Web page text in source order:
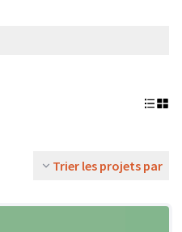
Trier les projets par